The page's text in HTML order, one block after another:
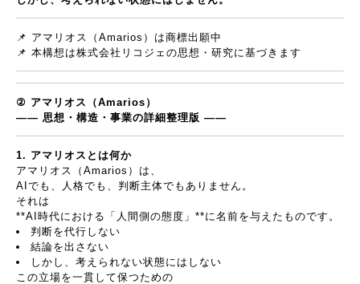
📌 アマリオス（ Amarios ）は商標出願中
📌 本構想は株式会社リコジェの思想・研究に基づきます
② アマリオス（Amarios ）
―― 思想・構造・事業の詳細整理版 ――
1. アマリオスとは何か
アマリオス（ Amarios ）は、
AI でも、人格でも、判断主体でもありません。
それは
**AI 時代における「人間側の態度」 **に名前を与えたものです。
判断を代行しない
結論を出さない
しかし、考えられない状態にはしない
この立場を一貫して保つための